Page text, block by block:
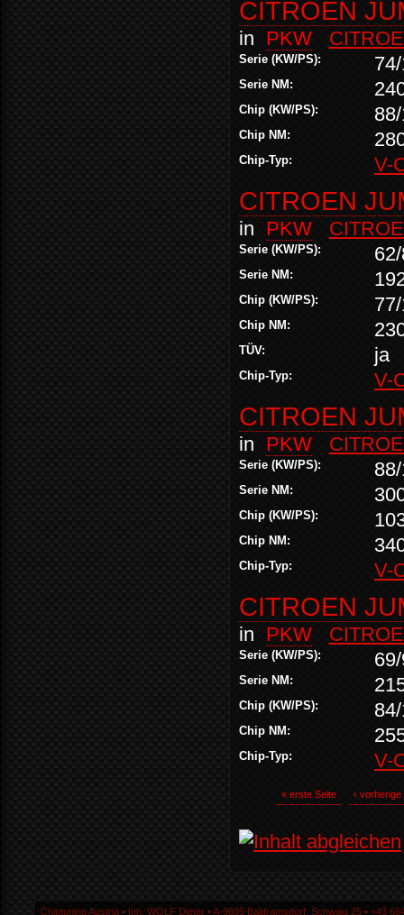
CITROEN
in PKW
Serie (KW/PS):
Serie NM:
Chip (KW/PS):
Chip NM:
Chip-Typ: V-
CITROEN
in PKW
Serie (KW/PS):
Serie NM:
Chip (KW/PS):
Chip NM:
TÜV: ja
Chip-Typ: V-
CITROEN
in PKW
Serie (KW/PS):
Serie NM:
Chip (KW/PS):
Chip NM:
Chip-Typ: V-
CITROEN
in PKW
Serie (KW/PS):
Serie NM:
Chip (KW/PS):
Chip NM:
Chip-Typ: V-
« erste Seite ‹ vorherige
Chiptuning Austria ▪ Inh. WOLF Dieter ▪ A-9805 Baldramsdorf, Schwaig 25 ▪ +43